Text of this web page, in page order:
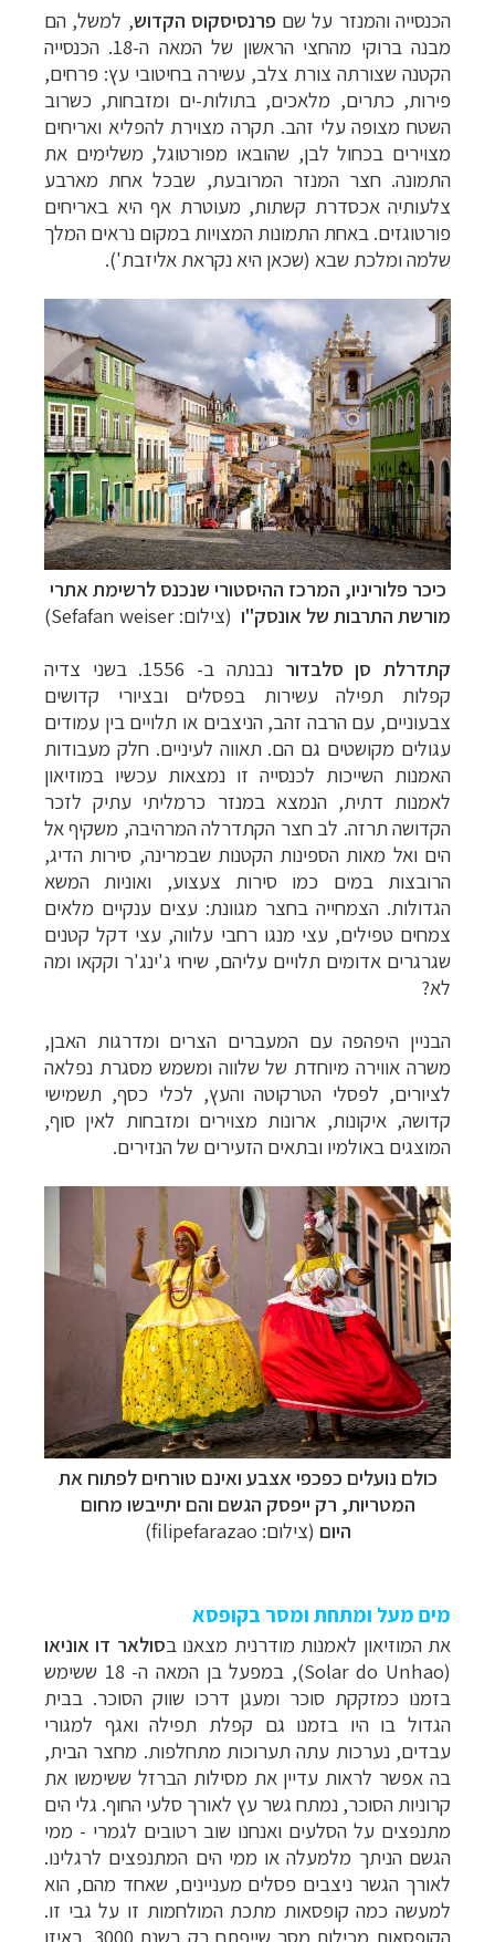
הכנסייה והמנזר על שם פרנסיסקוס הקדוש, למשל, הם
מבנה ברוקי מהחצי הראשון של המאה ה-18. הכנסייה
הקטנה שצורתה צורת צלב, עשירה בחיטובי עץ: פרחים,
פירות, כתרים, מלאכים, בתולות-ים ומזבחות, כשרוב
השטח מצופה עלי זהב. תקרה מצוירת להפליא ואריחים
מצוירים בכחול לבן, שהובאו מפורטוגל, משלימים את
התמונה. חצר המנזר המרובעת, שבכל אחת מארבע
צלעותיה אכסדרת קשתות, מעוטרת אף היא באריחים
פורטוגזים. באחת התמונות המצויות במקום נראים המלך
שלמה ומלכת שבא (שכאן היא נקראת אליזבת').
כיכר פלוריניו, המרכז ההיסטורי שנכנס לרשימת אתרי
מורשת התרבות של אונסק"ו (צילום: Sefafan weiser
)
קתדרלת סן סלבדור
נבנתה ב- 1556. בשני צדיה
קפלות תפילה עשירות בפסלים ובציורי קדושים
צבעוניים, עם הרבה זהב, הניצבים או תלויים בין עמודים
עגולים מקושטים גם הם. תאווה לעיניים. חלק מעבודות
האמנות השייכות לכנסייה זו נמצאות עכשיו במוזיאון
לאמנות דתית, הנמצא במנזר כרמליתי עתיק לזכר
הקדושה תרזה. לב חצר הקתדרלה המרהיבה, משקיף אל
הים ואל מאות הספינות הקטנות שבמרינה, סירות הדיג,
הרובצות במים כמו סירות צעצוע, ואוניות המשא
הגדולות. הצמחייה בחצר מגוונת: עצים ענקיים מלאים
צמחים טפילים, עצי מנגו רחבי עלווה, עצי דקל קטנים
שגרגרים אדומים תלויים עליהם, שיחי ג'ינג'ר וקקאו ומה
לא?
הבניין היפהפה עם המעברים הצרים ומדרגות האבן,
משרה אווירה מיוחדת של שלווה ומשמש מסגרת נפלאה
לציורים, לפסלי הטרקוטה והעץ, לכלי כסף, תשמישי
קדושה, איקונות, ארונות מצוירים ומזבחות לאין סוף,
המוצגים באולמיו ובתאים הזעירים של הנזירים.
כולם נועלים כפכפי אצבע ואינם טורחים לפתוח את
המטריות, רק ייפסק הגשם והם יתייבשו מחום
היום (צילום: filipefarazao)
מים מעל ומתחת ומסר בקופסא
את המוזיאון לאמנות מודרנית מצאנו בסולאר דו אוניאו
(
Solar do Unhao
), במפעל בן המאה ה- 18 ששימש
בזמנו כמזקקת סוכר ומעגן דרכו שווק הסוכר. בבית
הגדול בו היו בזמנו גם קפלת תפילה ואגף למגורי
עבדים, נערכות עתה תערוכות מתחלפות. מחצר הבית,
בה אפשר לראות עדיין את מסילות הברזל ששימשו את
קרוניות הסוכר, נמתח גשר עץ לאורך סלעי החוף. גלי הים
מתנפצים על הסלעים ואנחנו שוב רטובים לגמרי - ממי
הגשם הניתך מלמעלה או ממי הים המתנפצים לרגלינו.
לאורך הגשר ניצבים פסלים מעניינים, שאחד מהם, הוא
למעשה כמה קופסאות מתכת המולחמות זו על גבי זו.
הקופסאות מכילות מסר שייפתח רק בשנת 3000. באיזו